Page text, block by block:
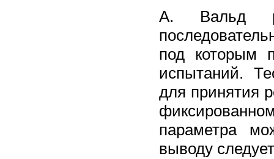
А. Вальд
под которым
испытаний.
для принятия
параметра
выводу